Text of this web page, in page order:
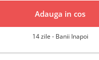
Adauga in cos
14 zile - Banii Inapoi